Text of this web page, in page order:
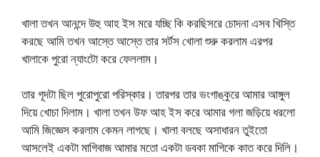
খালা তখন আনন্দে উহু আহ ইস মরে যচ্ছি কি করছিসরে চোদনা এসব খিস্তি
করছে আমি তখন আস্তে আস্তে তার সর্টস খোলা শুরু করলাম এরপর
খালাকে পুরো ন্যাংটো করে ফেললাম।
তার গূদটা ছিল পুরোপুরো পরিস্কার। তারপর তার ভংগাঙ্কুরে আমার আঙ্গুল
দিয়ে খোচা দিলাম। খালা তখন উফ আহ ইস করে আমার গলা জড়িয়ে ধরলো
আমি জিজ্ঞেস করলাম কেমন লাগছে। খালা বলছে অসাধারন তুইতো
আসলেই একটা মাগিবাজ আমার মতো একটা ডবকা মাগিকে কাত করে দিলি।